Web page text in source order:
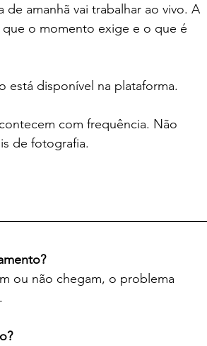
amanhã vai trabalhar ao vivo. A
o momento exige e o que é
está disponível na plataforma.
com frequência. Não
de fotografia.
ou não chegam, o problema